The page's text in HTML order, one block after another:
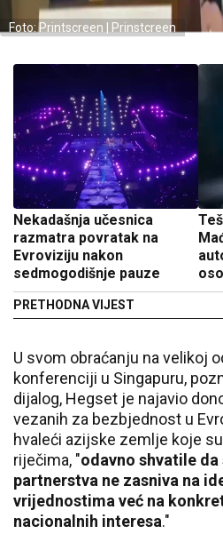
Foto: Printscreen | Prinstcreen
Nekadašnja učesnica
razmatra povratak na
Evroviziju nakon
sedmogodišnje pauze
PRETHODNA VIJEST
U svom obraćanju na velikoj
konferenciji u Singapuru,
dijalog, Hegset je najavio
vezanih za bezbjednost u
hvaleći azijske zemlje koje
riječima, "odavno shvatile
partnerstva ne zasniva na
vrijednostima već na
nacionalnih interesa."